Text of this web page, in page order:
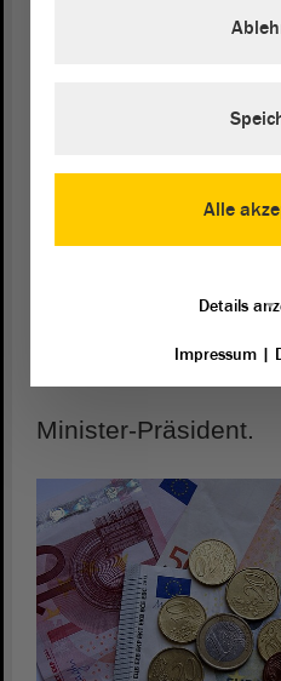
· Familien-
Es gibt 9
Der Chef von der
Minister-Präsident.
Alle
Details
Impressum|